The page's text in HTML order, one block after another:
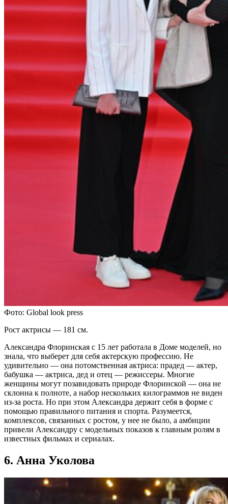
Фото: Global look press
Рост актрисы — 181 см.
Александра Флоринская с 15 лет работала в Доме моделей, но
знала, что выберет для себя актерскую профессию. Не
удивительно — она потомственная актриса: прадед — актер,
бабушка — актриса, дед и отец — режиссеры. Многие
женщины могут позавидовать природе Флоринской — она не
склонна к полноте, а набор нескольких килограммов не виден
из-за роста. Но при этом Александра держит себя в форме с
помощью правильного питания и спорта. Разумеется,
комплексов, связанных с ростом, у нее не было, а амбиции
привели Александру с модельных показов к главным ролям в
известных фильмах и сериалах.
6. Анна Уколова